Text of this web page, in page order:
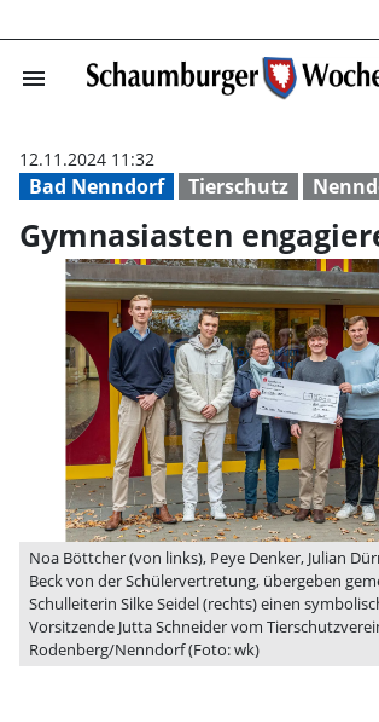
menu
Bad Nenndorf Tierschutz
12.11.2024 11:32
Gymnasiasten
Noa Böttcher (von links), Peye Denker, Julian
Beck von der Schülervertretung, übergeben
Schulleiterin Silke Seidel (rechts) einen
Vorsitzende Jutta Schneider vom
Rodenberg/Nenndorf (Foto: wk)